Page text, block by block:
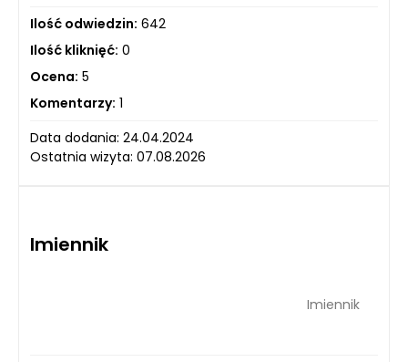
Ilość odwiedzin: 642
Ilość kliknięć: 0
Ocena: 5
Komentarzy: 1
Data dodania: 24.04.2024
Ostatnia wizyta: 07.08.2026
Imiennik
Imiennik